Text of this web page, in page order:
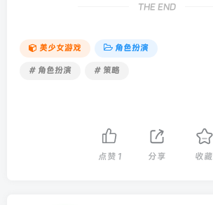
THE END
美少女游戏 角色扮演
# 角色扮演 # 策略
点赞 1 分享 收藏